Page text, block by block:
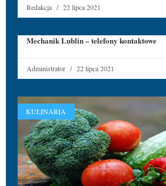
Redakcja 22 lipca 2021
Mechanik Lublin – telefony kontaktowe
Administrator 22 lipca 2021
KULINARIA